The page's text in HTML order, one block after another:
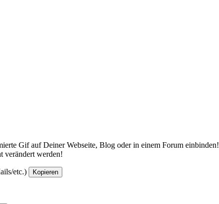
Gif auf Deiner Webseite, Blog oder in einem Forum einbinden!
verändert werden!
etc.) Kopieren